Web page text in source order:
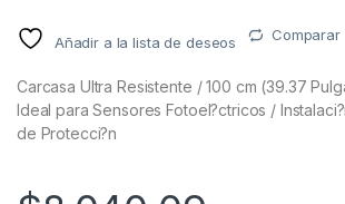
Añadir a la lista de deseos Comparar
Carcasa Ultra Resistente / 100 cm (39.37
Ideal para Sensores Fotoel?ctricos /
de Protecci?n